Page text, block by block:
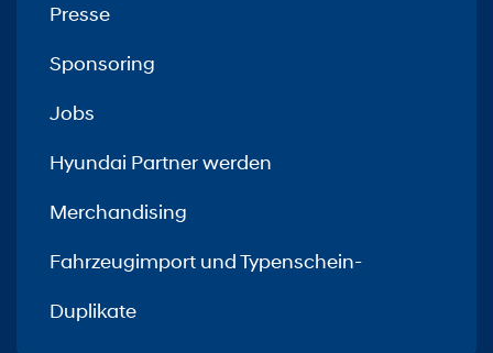
Presse
Sponsoring
Jobs
Hyundai Partner werden
Merchandising
Fahrzeugimport und Typenschein-
Duplikate